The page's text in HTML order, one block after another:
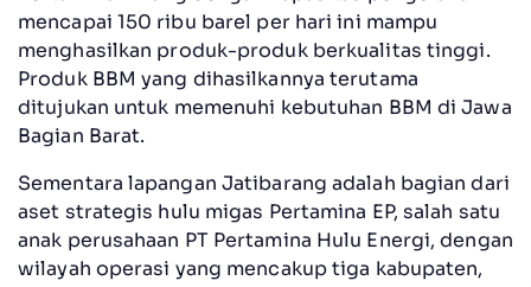
mencapai 150 ribu barel per hari ini mampu
menghasilkan produk-produk berkualitas tinggi.
Produk BBM yang dihasilkannya terutama
ditujukan untuk memenuhi kebutuhan BBM di Jawa
Bagian Barat.
Sementara lapangan Jatibarang adalah bagian dari
aset strategis hulu migas Pertamina EP, salah satu
anak perusahaan PT Pertamina Hulu Energi, dengan
wilayah operasi yang mencakup tiga kabupaten,